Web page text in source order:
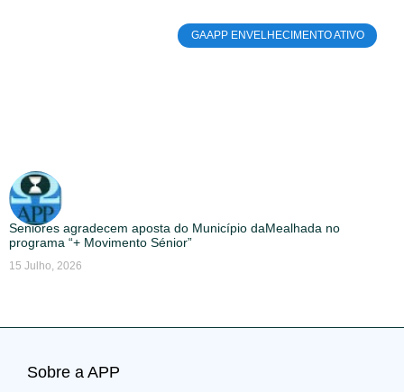
GAAPP ENVELHECIMENTO ATIVO
Seniores agradecem aposta do Município daMealhada no
programa “+ Movimento Sénior”
15 Julho, 2026
Sobre a APP